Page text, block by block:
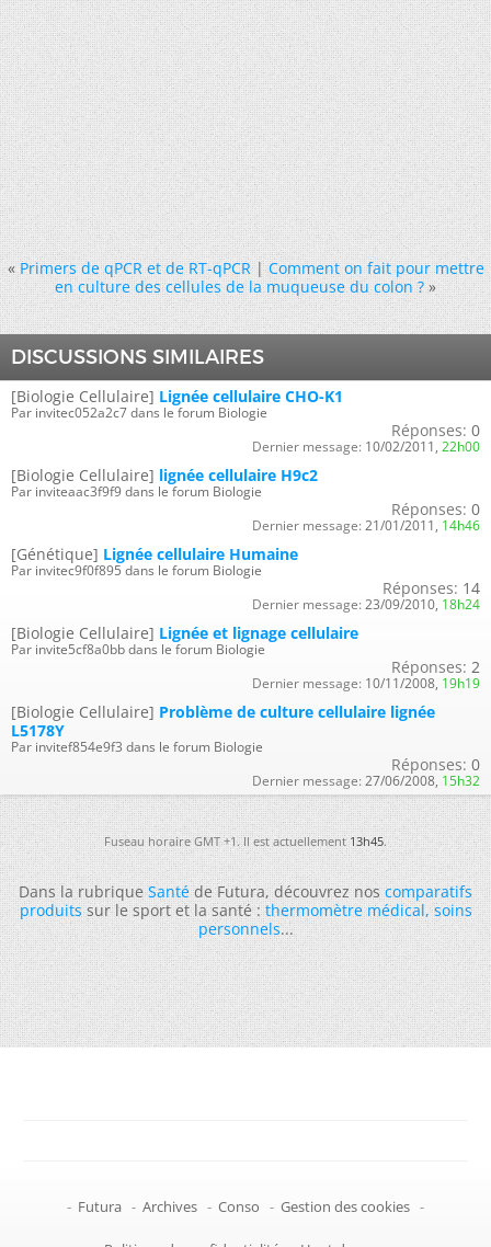
« Primers de qPCR et de RT-qPCR|Comment on fait pour mettre
en culture des cellules de la muqueuse du colon ? »
DISCUSSIONS SIMILAIRES
[Biologie Cellulaire] Lignée cellulaire CHO-K1
Par invitec052a2c7 dans le forum Biologie
Réponses: 0
Dernier message: 10/02/2011, 22h00
[Biologie Cellulaire] lignée cellulaire H9c2
Par inviteaac3f9f9 dans le forum Biologie
Réponses: 0
Dernier message: 21/01/2011, 14h46
[Génétique] Lignée cellulaire Humaine
Par invitec9f0f895 dans le forum Biologie
Réponses: 14
Dernier message: 23/09/2010, 18h24
[Biologie Cellulaire] Lignée et lignage cellulaire
Par invite5cf8a0bb dans le forum Biologie
Réponses: 2
Dernier message: 10/11/2008, 19h19
[Biologie Cellulaire] Problème de culture cellulaire lignée
L5178Y
Par invitef854e9f3 dans le forum Biologie
Réponses: 0
Dernier message: 27/06/2008, 15h32
Fuseau horaire GMT +1. Il est actuellement13h45.
Dans la rubriqueSantéde Futura, découvrez noscomparatifs
produitssur le sport et la santé :thermomètre médical,soins
personnels...
- Futura - Archives - Conso - Gestion des cookies -